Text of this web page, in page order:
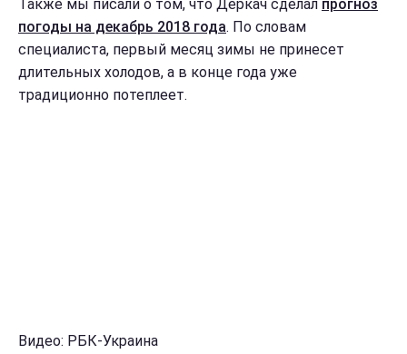
Также мы писали о том, что Деркач сделал прогноз
погоды на декабрь 2018 года. По словам
специалиста, первый месяц зимы не принесет
длительных холодов, а в конце года уже
традиционно потеплеет.
Видео: РБК-Украина